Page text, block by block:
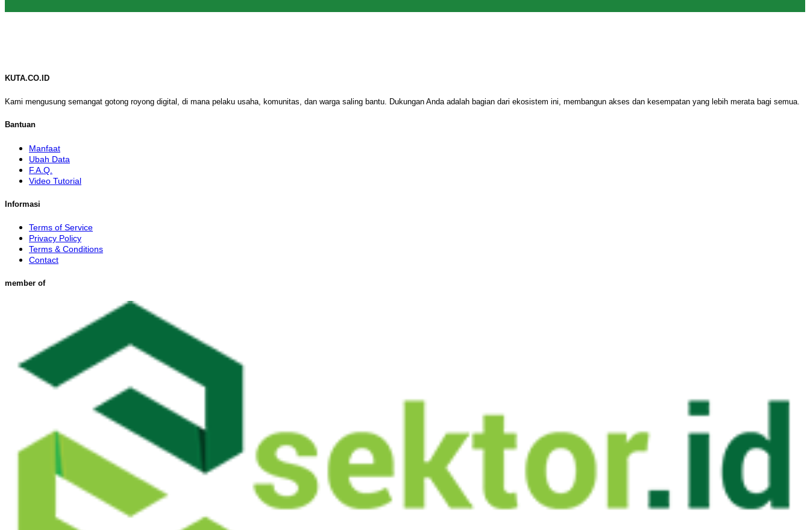
KUTA.CO.ID
Kami mengusung semangat gotong royong digital, di mana pelaku usaha, komunitas, dan warga saling bantu. Dukungan Anda adalah bagian dari ekosistem ini, membangun akses dan kesempatan yang lebih merata bagi semua.
Bantuan
Manfaat
Ubah Data
F.A.Q.
Video Tutorial
Informasi
Terms of Service
Privacy Policy
Terms & Conditions
Contact
member of